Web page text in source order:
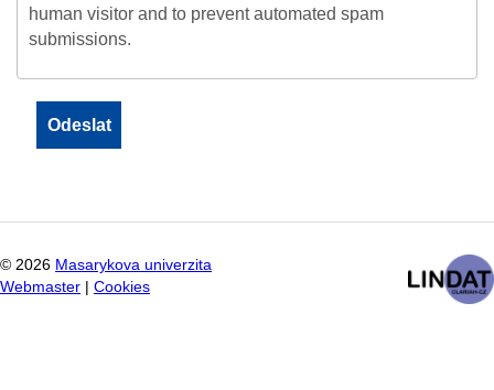
human visitor and to prevent automated spam
submissions.
© 2026 Masarykova univerzita
Webmaster
Cookies